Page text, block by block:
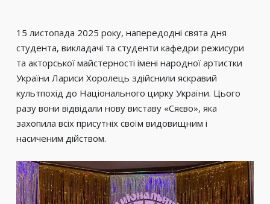
15 листопада 2025 року, напередодні свята дня
студента, викладачі та студенти кафедри режисури
та акторської майстерності імені народної артистки
України Лариси Хоролець здійснили яскравий
культпохід до Національного цирку України. Цього
разу вони відвідали нову виставу «Сяєво», яка
захопила всіх присутніх своїм видовищним і
насиченим дійством.